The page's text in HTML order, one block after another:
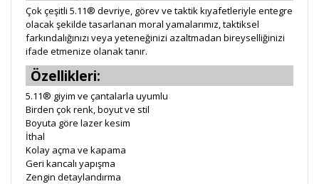
Çok çeşitli 5.11® devriye, görev ve taktik kıyafetleriyle entegre
olacak şekilde tasarlanan moral yamalarımız, taktiksel
farkındalığınızı veya yeteneğinizi azaltmadan bireyselliğinizi
ifade etmenize olanak tanır.
Özellikleri:
5.11® giyim ve çantalarla uyumlu
Birden çok renk, boyut ve stil
Boyuta göre lazer kesim
İthal
Kolay açma ve kapama
Geri kancalı yapışma
Zengin detaylandırma